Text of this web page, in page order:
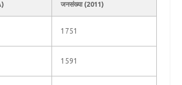
जनसंख्या (2011)
1751
1591